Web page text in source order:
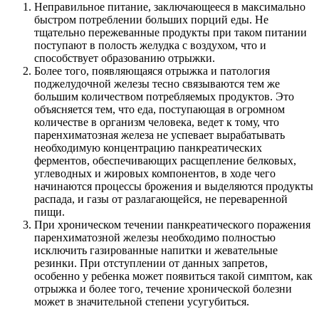
Неправильное питание, заключающееся в максимально
быстром потреблении больших порций еды. Не
тщательно пережеванные продукты при таком питании
поступают в полость желудка с воздухом, что и
способствует образованию отрыжки.
Более того, появляющаяся отрыжка и патология
поджелудочной железы тесно связываются тем же
большим количеством потребляемых продуктов. Это
объясняется тем, что еда, поступающая в огромном
количестве в организм человека, ведет к тому, что
паренхиматозная железа не успевает вырабатывать
необходимую концентрацию панкреатических
ферментов, обеспечивающих расщепление белковых,
углеводных и жировых компонентов, в ходе чего
начинаются процессы брожения и выделяются продукты
распада, и газы от разлагающейся, не переваренной
пищи.
При хроническом течении панкреатического поражения
паренхиматозной железы необходимо полностью
исключить газированные напитки и жевательные
резинки. При отступлении от данных запретов,
особенно у ребенка может появиться такой симптом, как
отрыжка и более того, течение хронической болезни
может в значительной степени усугубиться.